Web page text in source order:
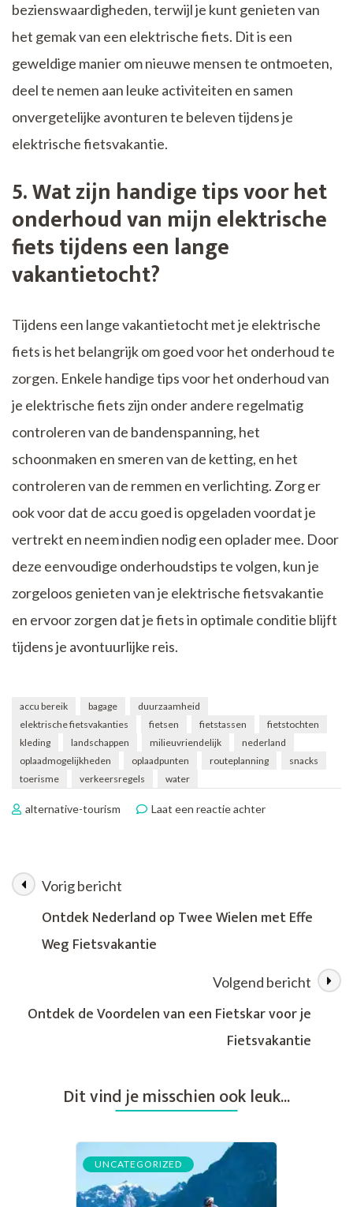
bezienswaardigheden, terwijl je kunt genieten van
het gemak van een elektrische fiets. Dit is een
geweldige manier om nieuwe mensen te ontmoeten,
deel te nemen aan leuke activiteiten en samen
onvergetelijke avonturen te beleven tijdens je
elektrische fietsvakantie.
5. Wat zijn handige tips voor het
onderhoud van mijn elektrische
fiets tijdens een lange
vakantietocht?
Tijdens een lange vakantietocht met je elektrische
fiets is het belangrijk om goed voor het onderhoud te
zorgen. Enkele handige tips voor het onderhoud van
je elektrische fiets zijn onder andere regelmatig
controleren van de bandenspanning, het
schoonmaken en smeren van de ketting, en het
controleren van de remmen en verlichting. Zorg er
ook voor dat de accu goed is opgeladen voordat je
vertrekt en neem indien nodig een oplader mee. Door
deze eenvoudige onderhoudstips te volgen, kun je
zorgeloos genieten van je elektrische fietsvakantie
en ervoor zorgen dat je fiets in optimale conditie blijft
tijdens je avontuurlijke reis.
accu bereik bagage
duurzaamheid
elektrische fietsvakanties
fietsen fietstassen
fietstochten
kleding
landschappen milieuvriendelijk
nederland
oplaadmogelijkheden
oplaadpunten routeplanning
snacks
toerisme
verkeersregels water
alternative-tourism Laat een reactie achterop
Nederland
Berichtnavigatie
Vorig bericht
Ontdek Nederland op Twee Wielen met Effe
Weg Fietsvakantie
Volgend bericht
Ontdek de Voordelen van een Fietskar voor je
Fietsvakantie
Dit vind je misschien ook leuk...
UNCATEGORIZED